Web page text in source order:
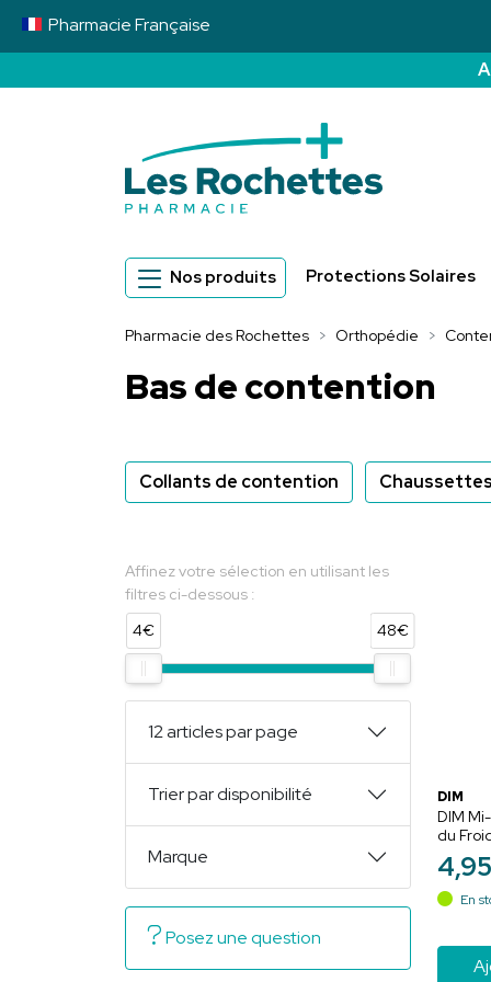
PharmacieFrançaise
Nos produits Protections Solaires
Pharmacie des Rochettes Orthopédie
Bas de contention
Collants de contention
DIM
DIM
du
Noir -
et
4,95
En
Affinez votre sélection en utilisant les
filtres ci-dessous :
4€
48€
12 articles par page
Trier par disponibilité
Marque
Posez une question